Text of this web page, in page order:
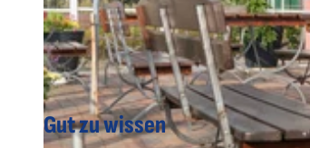
Gut zu wissen